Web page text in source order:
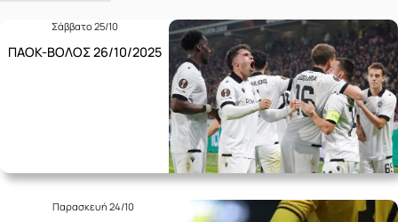
Σάββατο 25/10
ΠΑΟΚ-ΒΟΛΟΣ 26/10/2025
Παρασκευή 24/10